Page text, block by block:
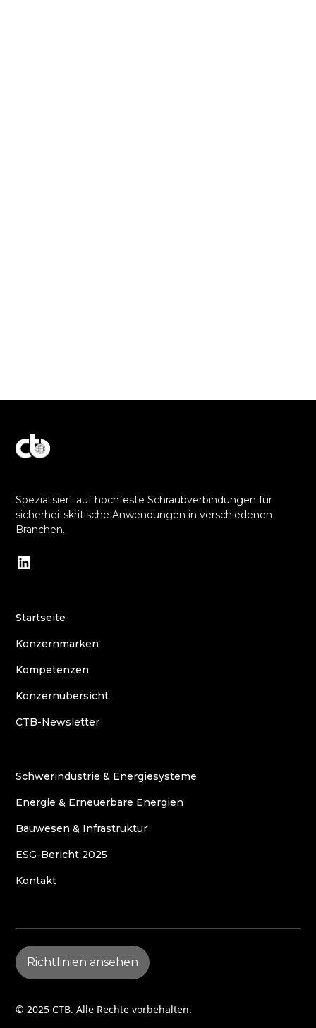
Spezialisiert auf hochfeste Schraubverbindungen für
sicherheitskritische Anwendungen in verschiedenen
Branchen.
Startseite
Konzernmarken
Kompetenzen
Konzernübersicht
CTB-Newsletter
Schwerindustrie & Energiesysteme
Energie & Erneuerbare Energien
Bauwesen & Infrastruktur
ESG-Bericht 2025
Kontakt
© 2025 CTB. Alle Rechte vorbehalten.
Richtlinien ansehen